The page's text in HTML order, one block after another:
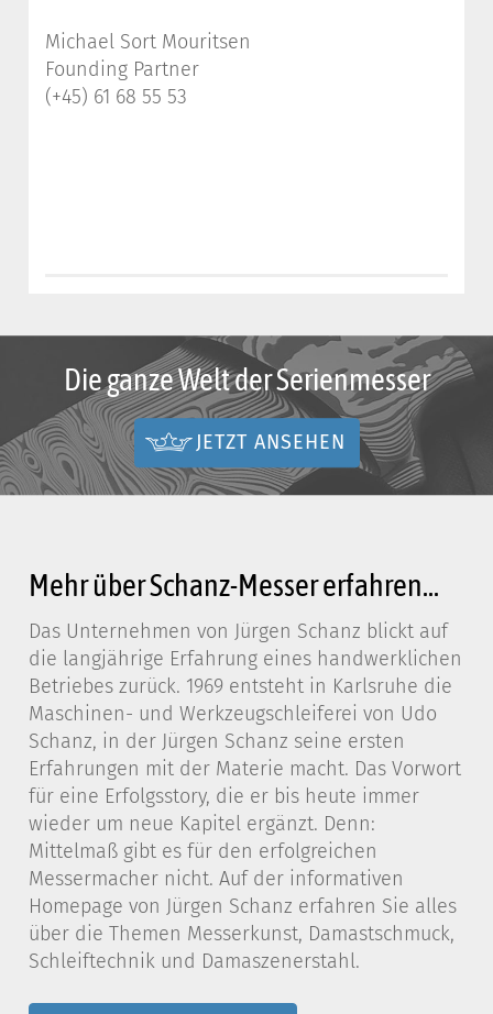
Michael Sort Mouritsen
Founding Partner
(+45) 61 68 55 53
Die ganze Welt der Serienmesser
JETZT ANSEHEN
Mehr über Schanz-Messer erfahren...
Das Unternehmen von Jürgen Schanz blickt auf
die langjährige Erfahrung eines handwerklichen
Betriebes zurück. 1969 entsteht in Karlsruhe die
Maschinen- und Werkzeugschleiferei von Udo
Schanz, in der Jürgen Schanz seine ersten
Erfahrungen mit der Materie macht. Das Vorwort
für eine Erfolgsstory, die er bis heute immer
wieder um neue Kapitel ergänzt. Denn:
Mittelmaß gibt es für den erfolgreichen
Messermacher nicht. Auf der informativen
Homepage von Jürgen Schanz erfahren Sie alles
über die Themen Messerkunst, Damastschmuck,
Schleiftechnik und Damaszenerstahl.